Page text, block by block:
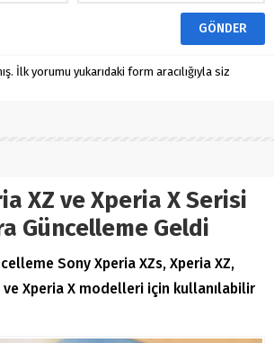
İlk yorumu yukarıdaki form aracılığıyla siz
XZ ve Xperia X Serisi
Güncelleme Geldi
Sony Xperia XZs, Xperia XZ,
ve Xperia X modelleri için kullanılabilir